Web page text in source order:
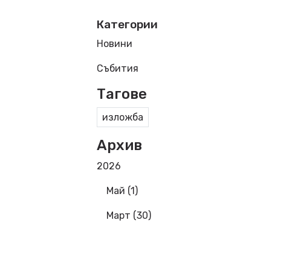
Категории
Новини
Събития
Тагове
изложба
Архив
2026
Май (1)
Март (30)